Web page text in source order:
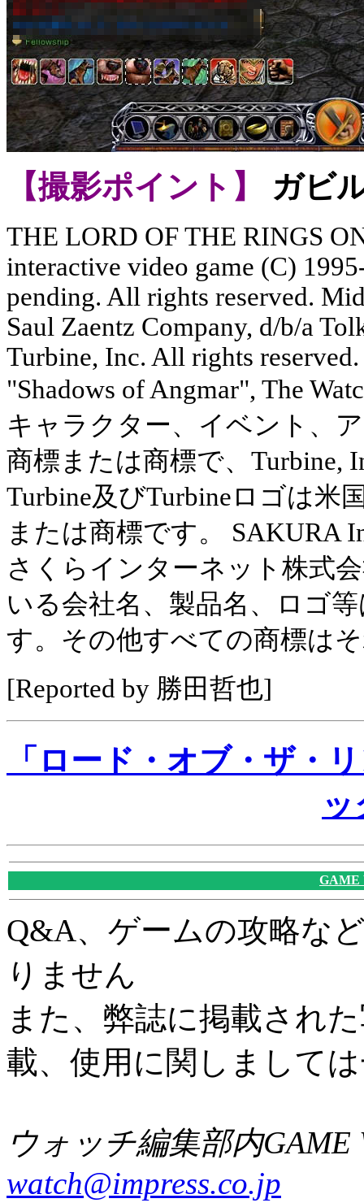
【撮影ポイント】 ガビ
THE LORD OF THE RINGS
interactive video game (C)
pending. All rights reserved.
Saul Zaentz Company, d/b/a
Turbine, Inc. All rights
"Shadows of Angmar", The
キャラクター、イベント、
商標または商標で、Turbine,
Turbine及びTurbineロゴは米
または商標です。 SAKURA
さくらインターネット株式
いる会社名、製品名、ロゴ
す。その他すべての商標は
[Reported by 勝田哲也]
「ロード・オブ・ザ・
GAME
Q&A、ゲームの攻略な
りません
また、弊誌に掲載され
載、使用に関しまして
ウォッチ編集部内GAME
watch@impress.co.jp